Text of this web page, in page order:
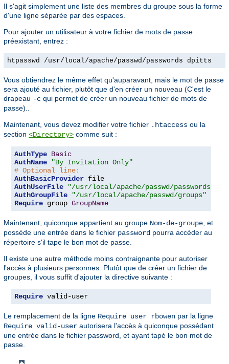
Il s'agit simplement une liste des membres du groupe sous la forme
d'une ligne séparée par des espaces.
Pour ajouter un utilisateur à votre fichier de mots de passe
préexistant, entrez :
htpasswd /usr/local/apache/passwd/passwords dpitts
Vous obtiendrez le même effet qu'auparavant, mais le mot de passe
sera ajouté au fichier, plutôt que d'en créer un nouveau (C'est le
drapeau -c qui permet de créer un nouveau fichier de mots de
passe)..
Maintenant, vous devez modifier votre fichier .htaccess ou la
section <Directory> comme suit :
AuthType Basic
AuthName
"By Invitation Only"
# Optional line:
AuthBasicProvider
AuthUserFile
"/usr/local/apache/passwd/passwords"
AuthGroupFile
"/usr/local/apache/passwd/groups"
Require group GroupName
Maintenant, quiconque appartient au groupe Nom-de-groupe , et
possède une entrée dans le fichier password pourra accéder au
répertoire s'il tape le bon mot de passe.
Il existe une autre méthode moins contraignante pour autoriser
l'accès à plusieurs personnes. Plutôt que de créer un fichier de
groupes, il vous suffit d'ajouter la directive suivante :
Require valid-user
Le remplacement de la ligne Require user rbowen par la ligne
Require valid-user autorisera l'accès à quiconque possédant
une entrée dans le fichier password, et ayant tapé le bon mot de
passe.